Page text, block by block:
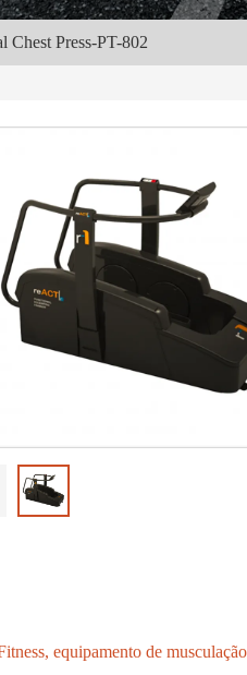
Chest Press-PT-802
equipamento de